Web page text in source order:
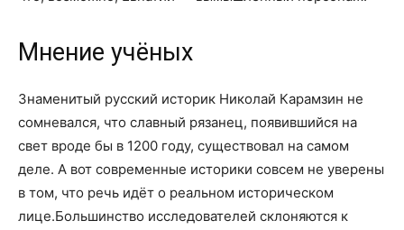
Мнение учёных
Знаменитый русский историк Николай Карамзин не
сомневался, что славный рязанец, появившийся на
свет вроде бы в 1200 году, существовал на самом
деле. А вот современные историки совсем не уверены
в том, что речь идёт о реальном историческом
лице.Большинство исследователей склоняются к